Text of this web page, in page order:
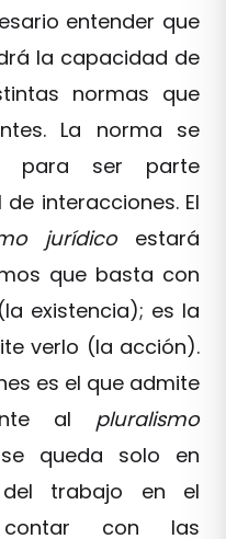
entender que
la capacidad de
normas que
La norma se
para ser parte
interacciones. El
jurídicoestará
que basta con
existencia); es la
verlo (la acción).
es el que admite
al pluralismo
queda solo en
del trabajo en el
con las